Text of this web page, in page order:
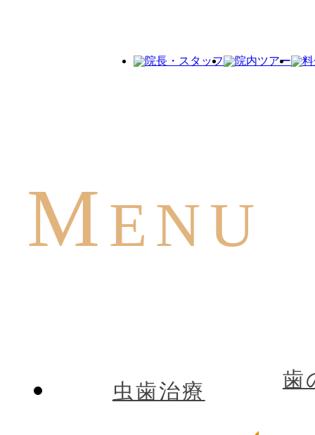
MENU
虫歯治療
歯